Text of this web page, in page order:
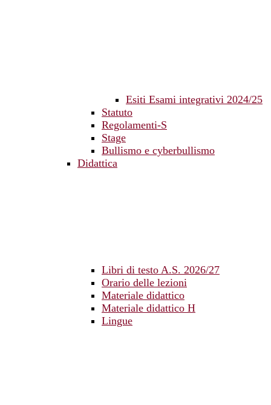
Esiti Esami integrativi 2024/25
Statuto
Regolamenti-S
Stage
Bullismo e cyberbullismo
Didattica
Libri di testo A.S. 2026/27
Orario delle lezioni
Materiale didattico
Materiale didattico H
Lingue